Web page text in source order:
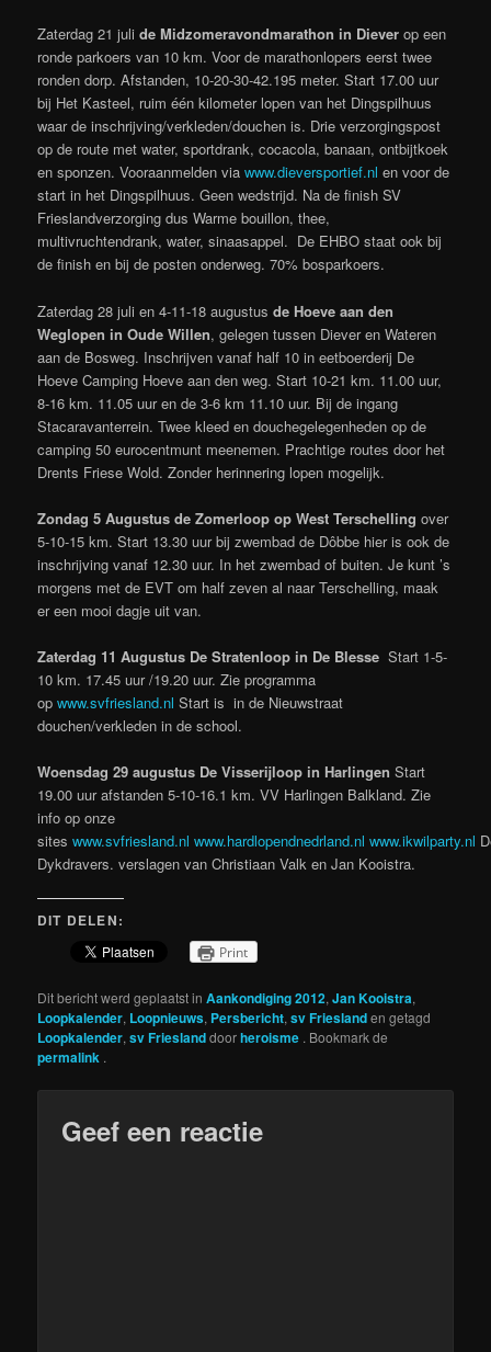
Zaterdag 21 julide Midzomeravondmarathon in Diever op een
ronde parkoers van 10 km. Voor de marathonlopers eerst twee
ronden dorp. Afstanden, 10-20-30-42.195 meter. Start 17.00 uur
bij Het Kasteel, ruim één kilometer lopen van het Dingspilhuus
waar de inschrijving/verkleden/douchen is. Drie verzorgingspost
op de route met water, sportdrank, cocacola, banaan, ontbijtkoek
en sponzen. Vooraanmelden viawww.dieversportief.nl en voor de
start in het Dingspilhuus. Geen wedstrijd. Na de finish SV
Frieslandverzorging dus Warme bouillon, thee,
multivruchtendrank, water, sinaasappel. De EHBO staat ook bij
de finish en bij de posten onderweg. 70% bosparkoers.
Zaterdag 28 juli en 4-11-18 augustusde Hoeve aan den
Weglopen in Oude Willen, gelegen tussen Diever en Wateren
aan de Bosweg. Inschrijven vanaf half 10 in eetboerderij De
Hoeve Camping Hoeve aan den weg. Start 10-21 km. 11.00 uur,
8-16 km. 11.05 uur en de 3-6 km 11.10 uur. Bij de ingang
Stacaravanterrein. Twee kleed en douchegelegenheden op de
camping 50 eurocentmunt meenemen. Prachtige routes door het
Drents Friese Wold. Zonder herinnering lopen mogelijk.
Zondag 5 Augustus de Zomerloop op West Terschelling over
5-10-15 km. Start 13.30 uur bij zwembad de Dôbbe hier is ook de
inschrijving vanaf 12.30 uur. In het zwembad of buiten.Je kunt ’s
morgens met de EVT om half zeven al naar Terschelling, maak
er een mooi dagje uit van.
Zaterdag 11 Augustus De Stratenloop in De Blesse Start 1-5-
10 km. 17.45 uur /19.20 uur. Zie programma
opwww.svfriesland.nl Start is in de Nieuwstraat
douchen/verkleden in de school.
Woensdag 29 augustus De Visserijloop in Harlingen Start
19.00 uur afstanden 5-10-16.1 km. VV Harlingen Balkland. Zie
info op onze
siteswww.svfriesland.nl www.hardlopendnedrland.nl www.ikwilparty.nl
Dykdravers. verslagen van Christiaan Valk en Jan Kooistra.
DIT DELEN:
Print
Dit bericht werd geplaatst inAankondiging 2012,Jan Kooistra,
Loopkalender, Loopnieuws, Persbericht,sv Frieslanden getagd
Loopkalender,sv Frieslanddoorheroisme . Bookmark de
permalink .
Geef een reactie